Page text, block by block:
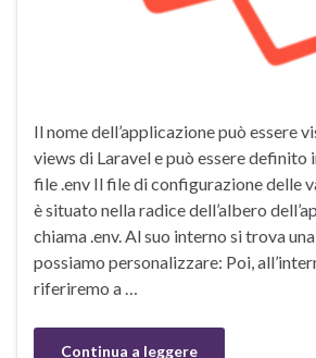
Il nome dell’applicazione può essere
views di Laravel e può essere definito
file .env Il file di configurazione delle
è situato nella radice dell’albero
chiama .env. Al suo interno si trova
possiamo personalizzare: Poi,
riferiremo a …
Continua a leggere